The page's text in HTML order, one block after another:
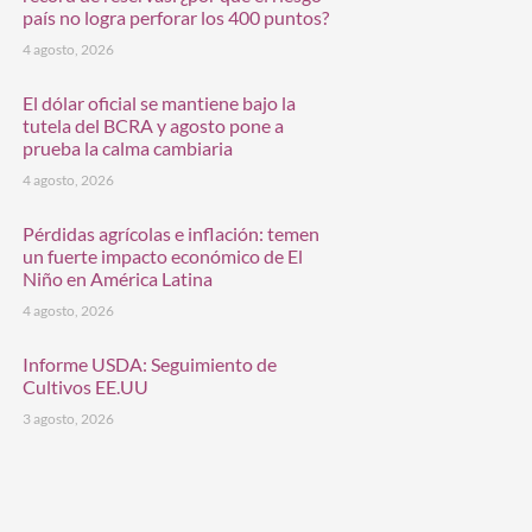
país no logra perforar los 400 puntos?
4 agosto, 2026
El dólar oficial se mantiene bajo la
tutela del BCRA y agosto pone a
prueba la calma cambiaria
4 agosto, 2026
Pérdidas agrícolas e inflación: temen
un fuerte impacto económico de El
Niño en América Latina
4 agosto, 2026
Informe USDA: Seguimiento de
Cultivos EE.UU
3 agosto, 2026